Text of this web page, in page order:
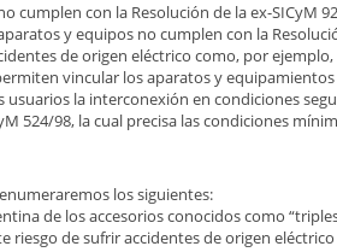
cumplen con la Resolución de la ex-SICyM
y equipos no cumplen con la
de origen eléctrico como, por
vincular los aparatos y
la interconexión en condiciones
524/98, la cual precisa las condiciones
los siguientes:
de los accesorios conocidos como
de sufrir accidentes de origen